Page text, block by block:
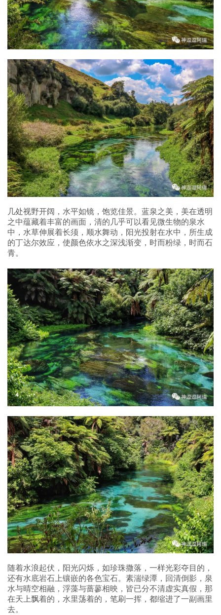
几处视野开阔，水平如镜，饱览佳景。蓝泉之美，美在透明
之中蕴藏着丰富的画面，清的几乎可以看见微生物的泉水
中，水草伸展着长须，顺水舞动，阳光投射在水中，所生成
的丁达尔效应，使颜色依水之深浅渐变，时而粉绿，时而石
青。
随着水浪起伏，阳光闪烁，如珍珠撒落，一样光彩夺目的，
还有水底岩石上镶嵌的各色宝石。素湍绿潭，回清倒影，泉
水与晴空相融，浮藻与蔷蓼相映，皆已分不清虚实真假，那
在天上飘着的，水里荡着的，笔刷一挥，都缩进了一副画里
去。